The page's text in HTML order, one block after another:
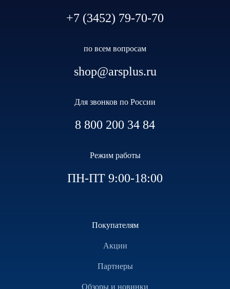
+7 (3452) 79-70-70
по всем вопросам
shop@arsplus.ru
Для звонков по России
8 800 200 34 84
Режим работы
ПН-ПТ 9:00-18:00
Покупателям
Акции
Партнеры
Обзоры и новинки